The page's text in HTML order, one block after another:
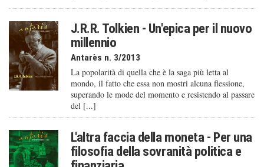
J.R.R. Tolkien - Un'epica per il nuovo
millennio
Antarès n. 3/2013
La popolarità di quella che è la saga più letta al
mondo, il fatto che essa non mostri alcuna flessione,
superando le mode del momento e resistendo al passare
del [...]
L'altra faccia della moneta - Per una
filosofia della sovranità politica e